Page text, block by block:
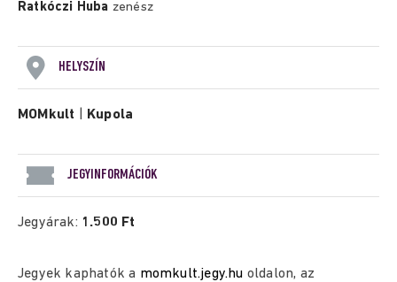
Ratkóczi Huba zenész
HELYSZÍN
MOMkult Kupola
JEGYINFORMÁCIÓK
Jegyárak: 1.500 Ft
Jegyek kaphatók a momkult.jegy.hu oldalon, az